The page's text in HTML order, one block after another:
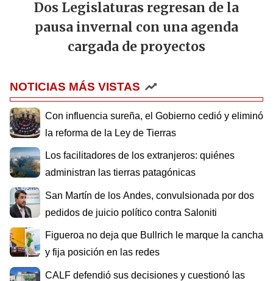
Dos Legislaturas regresan de la
pausa invernal con una agenda
cargada de proyectos
NOTICIAS MÁS VISTAS
Con influencia sureña, el Gobierno cedió y eliminó
la reforma de la Ley de Tierras
Los facilitadores de los extranjeros: quiénes
administran las tierras patagónicas
San Martín de los Andes, convulsionada por dos
pedidos de juicio político contra Saloniti
Figueroa no deja que Bullrich le marque la cancha
y fija posición en las redes
CALF defendió sus decisiones y cuestionó las